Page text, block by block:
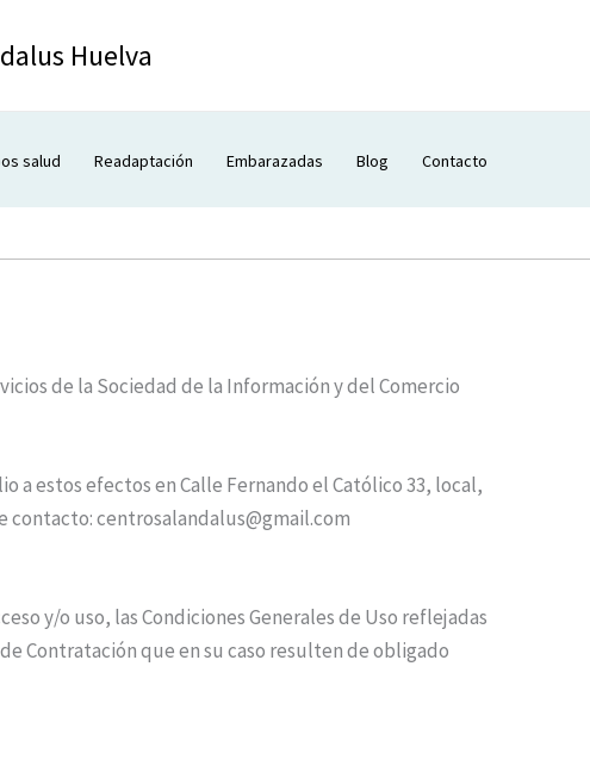
Huelva
salud Readaptación Embarazadas Blog Contacto
de la Sociedad de la Información y del Comercio
a estos efectos en Calle Fernando el Católico 33, local,
contacto: centrosalandalus@gmail.com
y/o uso, las Condiciones Generales de Uso reflejadas
Contratación que en su caso resulten de obligado